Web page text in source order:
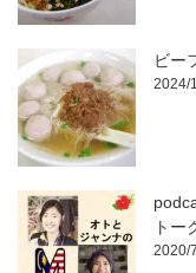
ビー
2024/
トー
2020/